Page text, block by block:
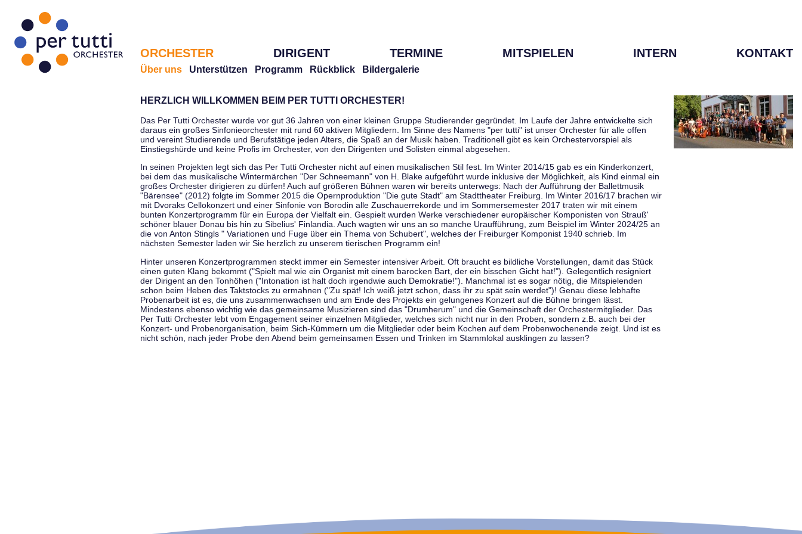
ORCHESTER DIRIGENT TERMINE MITSPIELEN INTERN KONTAKT
Über uns Unterstützen Programm Rückblick Bildergalerie
HERZLICH WILLKOMMEN BEIM PER TUTTI ORCHESTER!
Das Per Tutti Orchester wurde vor gut 36 Jahren von einer kleinen Gruppe Studierender gegründet. Im Laufe der Jahre entwickelte sich
daraus ein großes Sinfonieorchester mit rund 60 aktiven Mitgliedern. Im Sinne des Namens "per tutti" ist unser Orchester für alle offen
und vereint Studierende und Berufstätige jeden Alters, die Spaß an der Musik haben. Traditionell gibt es kein Orchestervorspiel als
Einstiegshürde und keine Profis im Orchester, von den Dirigenten und Solisten einmal abgesehen.
In seinen Projekten legt sich das Per Tutti Orchester nicht auf einen musikalischen Stil fest. Im Winter 2014/15 gab es ein Kinderkonzert,
bei dem das musikalische Wintermärchen "Der Schneemann" von H. Blake aufgeführt wurde inklusive der Möglichkeit, als Kind einmal ein
großes Orchester dirigieren zu dürfen! Auch auf größeren Bühnen waren wir bereits unterwegs: Nach der Aufführung der Ballettmusik
"Bärensee" (2012) folgte im Sommer 2015 die Opernproduktion "Die gute Stadt" am Stadttheater Freiburg. Im Winter 2016/17 brachen wir
mit Dvoraks Cellokonzert und einer Sinfonie von Borodin alle Zuschauerrekorde und im Sommersemester 2017 traten wir mit einem
bunten Konzertprogramm für ein Europa der Vielfalt ein. Gespielt wurden Werke verschiedener europäischer Komponisten von Strauß'
schöner blauer Donau bis hin zu Sibelius' Finlandia. Auch wagten wir uns an so manche Uraufführung, zum Beispiel im Winter 2024/25 an
die von Anton Stingls " Variationen und Fuge über ein Thema von Schubert", welches der Freiburger Komponist 1940 schrieb. Im
nächsten Semester laden wir Sie herzlich zu unserem tierischen Programm ein!
Hinter unseren Konzertprogrammen steckt immer ein Semester intensiver Arbeit. Oft braucht es bildliche Vorstellungen, damit das Stück
einen guten Klang bekommt ("Spielt mal wie ein Organist mit einem barocken Bart, der ein bisschen Gicht hat!"). Gelegentlich resigniert
der Dirigent an den Tonhöhen ("Intonation ist halt doch irgendwie auch Demokratie!"). Manchmal ist es sogar nötig, die Mitspielenden
schon beim Heben des Taktstocks zu ermahnen ("Zu spät! Ich weiß jetzt schon, dass ihr zu spät sein werdet")! Genau diese lebhafte
Probenarbeit ist es, die uns zusammenwachsen und am Ende des Projekts ein gelungenes Konzert auf die Bühne bringen lässt.
Mindestens ebenso wichtig wie das gemeinsame Musizieren sind das "Drumherum" und die Gemeinschaft der Orchestermitglieder. Das
Per Tutti Orchester lebt vom Engagement seiner einzelnen Mitglieder, welches sich nicht nur in den Proben, sondern z.B. auch bei der
Konzert- und Probenorganisation, beim Sich-Kümmern um die Mitglieder oder beim Kochen auf dem Probenwochenende zeigt. Und ist es
nicht schön, nach jeder Probe den Abend beim gemeinsamen Essen und Trinken im Stammlokal ausklingen zu lassen?